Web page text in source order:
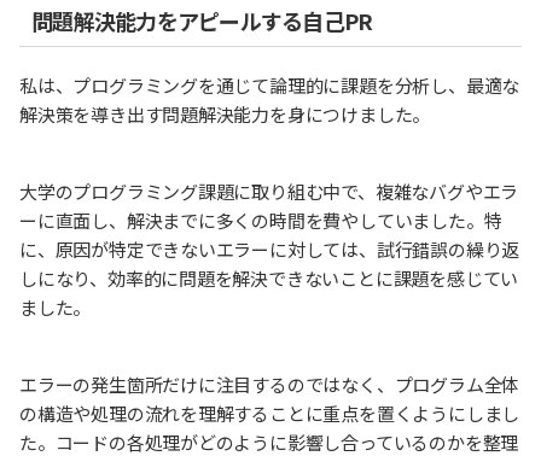
問題解決能力をアピールする自己PR
私は、プログラミングを通じて論理的に課題を分析し、最適な
解決策を導き出す問題解決能力を身につけました。
大学のプログラミング課題に取り組む中で、複雑なバグやエラ
ーに直面し、解決までに多くの時間を費やしていました。特
に、原因が特定できないエラーに対しては、試行錯誤の繰り返
しになり、効率的に問題を解決できないことに課題を感じてい
ました。
エラーの発生箇所だけに注目するのではなく、プログラム全体
の構造や処理の流れを理解することに重点を置くようにしまし
た。コードの各処理がどのように影響し合っているのかを整理